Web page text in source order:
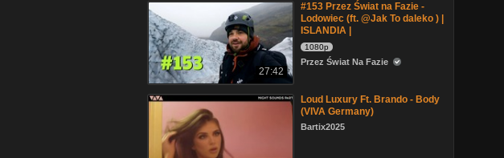
27:42
#153 Przez Świat na Fazie -
Lodowiec (ft. @Jak To daleko ) |
ISLANDIA |
1080p
Przez Świat Na Fazie
Loud Luxury Ft. Brando - Body
(VIVA Germany)
Bartix2025